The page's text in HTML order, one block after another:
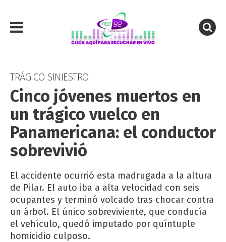
TRÁGICO SINIESTRO
Cinco jóvenes muertos en
un trágico vuelco en
Panamericana: el conductor
sobrevivió
El accidente ocurrió esta madrugada a la altura
de Pilar. El auto iba a alta velocidad con seis
ocupantes y terminó volcado tras chocar contra
un árbol. El único sobreviviente, que conducía
el vehículo, quedó imputado por quíntuple
homicidio culposo.